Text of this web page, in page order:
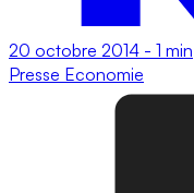
20 octobre 2014 - 1 min
Presse Economie